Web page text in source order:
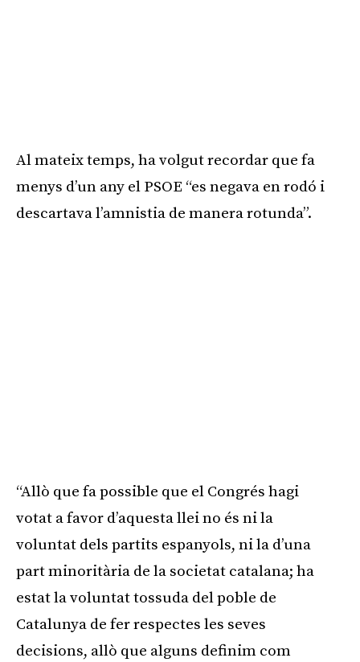
Al mateix temps, ha volgut recordar que fa
menys d’un any el PSOE “es negava en rodó i
descartava l’amnistia de manera rotunda”.
“Allò que fa possible que el Congrés hagi
votat a favor d’aquesta llei no és ni la
voluntat dels partits espanyols, ni la d’una
part minoritària de la societat catalana; ha
estat la voluntat tossuda del poble de
Catalunya de fer respectes les seves
decisions, allò que alguns definim com